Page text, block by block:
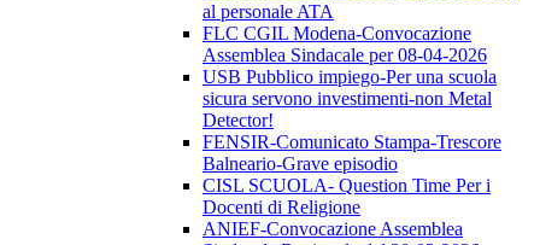
al personale ATA
FLC CGIL Modena-Convocazione
Assemblea Sindacale per 08-04-2026
USB Pubblico impiego-Per una scuola
sicura servono investimenti-non Metal
Detector!
FENSIR-Comunicato Stampa-Trescore
Balneario-Grave episodio
CISL SCUOLA- Question Time Per i
Docenti di Religione
ANIEF-Convocazione Assemblea